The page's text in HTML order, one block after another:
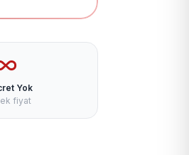
Yok
fiyat